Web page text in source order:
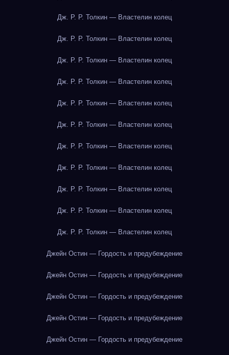
Дж. Р. Р. Толкин — Властелин колец
Дж. Р. Р. Толкин — Властелин колец
Дж. Р. Р. Толкин — Властелин колец
Дж. Р. Р. Толкин — Властелин колец
Дж. Р. Р. Толкин — Властелин колец
Дж. Р. Р. Толкин — Властелин колец
Дж. Р. Р. Толкин — Властелин колец
Дж. Р. Р. Толкин — Властелин колец
Дж. Р. Р. Толкин — Властелин колец
Дж. Р. Р. Толкин — Властелин колец
Дж. Р. Р. Толкин — Властелин колец
Джейн Остин — Гордость и предубеждение
Джейн Остин — Гордость и предубеждение
Джейн Остин — Гордость и предубеждение
Джейн Остин — Гордость и предубеждение
Джейн Остин — Гордость и предубеждение